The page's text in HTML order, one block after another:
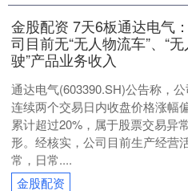
金股配资 7天6板通达电气
司目前无“无人物流车”、“
驶”产品业务收入
通达电气(603390.SH)公告称，
连续两个交易日内收盘价格涨幅
累计超过20%，属于股票交易异
形。经核实，公司目前生产经营
常，日常....
金股配资